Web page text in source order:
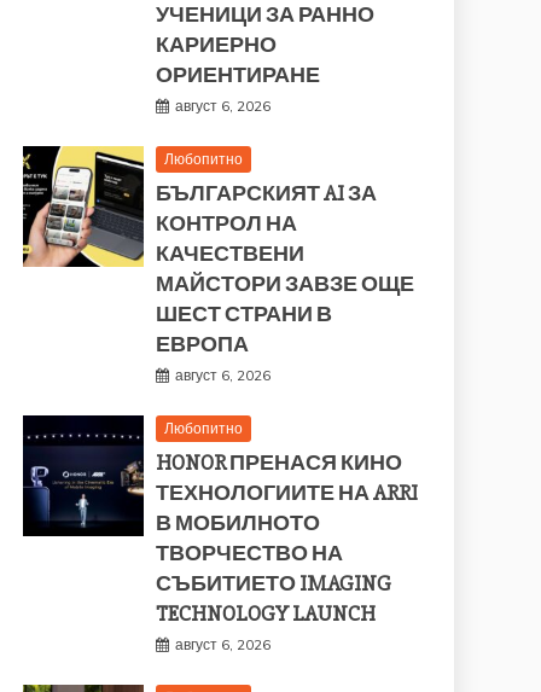
УЧЕНИЦИ ЗА РАННО
КАРИЕРНО
ОРИЕНТИРАНЕ
август 6, 2026
Любопитно
БЪЛГАРСКИЯТ AI ЗА
КОНТРОЛ НА
КАЧЕСТВЕНИ
МАЙСТОРИ ЗАВЗЕ ОЩЕ
ШЕСТ СТРАНИ В
ЕВРОПА
август 6, 2026
Любопитно
HONOR ПРЕНАСЯ КИНО
ТЕХНОЛОГИИТЕ НА ARRI
В МОБИЛНОТО
ТВОРЧЕСТВО НА
СЪБИТИЕТО IMAGING
TECHNOLOGY LAUNCH
август 6, 2026